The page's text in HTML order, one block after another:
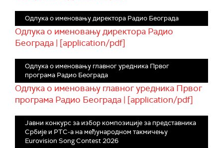
Одлука о именовању директора Радио Београда
Одлука о именовању директора Радио
Београда | [application/pdf]
Одлука о именовању главног уредника Првог
програма Радио Београда
Одлука о именовању главног уредника Првог
програма Радио Београда | [application/pdf]
Јавни конкурс за избор композиције за представника
Србије и РТС-а на међународном такмичењу
Eurovision Song Contest 2026